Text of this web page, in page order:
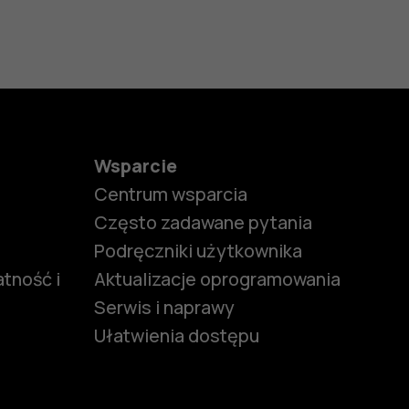
i
Wsparcie
Centrum wsparcia
Często zadawane pytania
Podręczniki użytkownika
Aktualizacje oprogramowania
Serwis i naprawy
Ułatwienia dostępu